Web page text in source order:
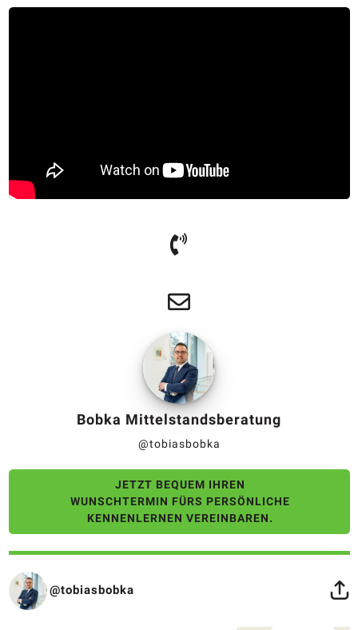
Bobka Mittelstandsberatung
@tobiasbobka
JETZT BEQUEM IHREN
WUNSCHTERMIN FÜRS PERSÖNLICHE
KENNENLERNEN VEREINBAREN.
@tobiasbobka